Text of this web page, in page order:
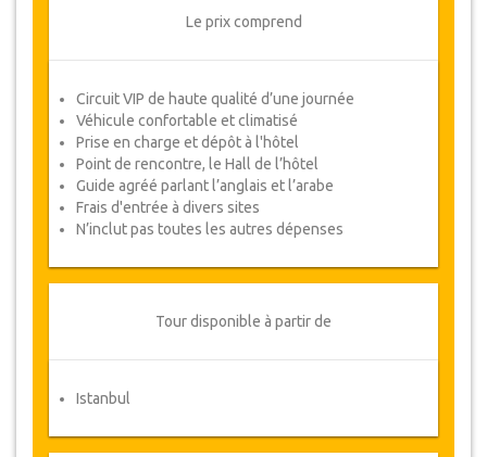
Jour 6: Libre
Détails du Tour
################## ####### ### #####
######### #####
#### ############ ############ #######
############
Disponibilité du package
dates requises auprès de nos services, avant de
Modifications & Politique d'annulation
Le prix comprend
Circuit VIP de haute qualité d’une journée
Véhicule confortable et climatisé
Prise en charge et dépôt à l'hôtel
Point de rencontre, le Hall de l’hôtel
Guide agréé parlant l’anglais et l’arabe
Frais d'entrée à divers sites
N’inclut pas toutes les autres dépenses
Tour disponible à partir de
Istanbul